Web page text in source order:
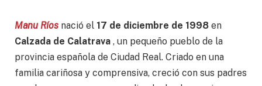
Manu Ríos nació el 17 de diciembre de 1998 en
Calzada de Calatrava , un pequeño pueblo de la
provincia española de Ciudad Real. Criado en una
familia cariñosa y comprensiva, creció con sus padres